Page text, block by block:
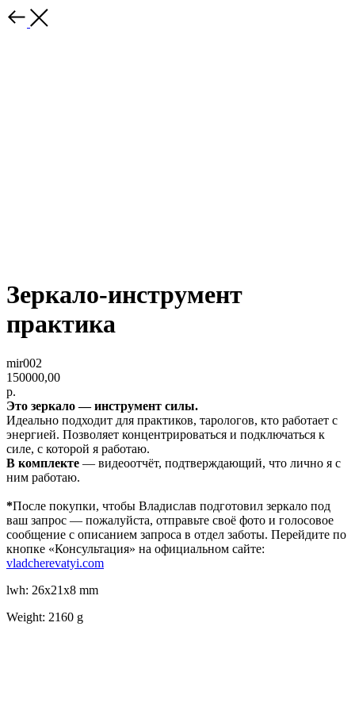
Зеркало-инструмент
практика
mir002
150000,00
р.
Это зеркало — инструмент силы.
Идеально подходит для практиков, тарологов, кто работает с
энергией. Позволяет концентрироваться и подключаться к
силе, с которой я работаю.
В комплекте — видеоотчёт, подтверждающий, что лично я с
ним работаю.
*После покупки, чтобы Владислав подготовил зеркало под
ваш запрос — пожалуйста, отправьте своё фото и голосовое
сообщение с описанием запроса в отдел заботы. Перейдите по
кнопке «Консультация» на официальном сайте:
vladcherevatyi.com
lwh: 26x21x8 mm
Weight: 2160 g